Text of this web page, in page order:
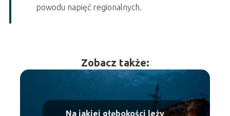
powodu napięć regionalnych.
Zobacz także:
Na jakiej głębokości leży